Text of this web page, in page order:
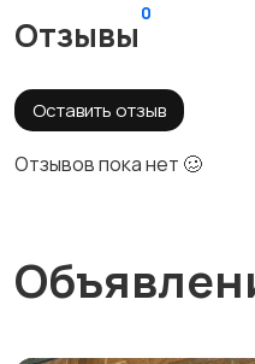
Отзывы
0
Оставить отзыв
Отзывов пока нет 🥴